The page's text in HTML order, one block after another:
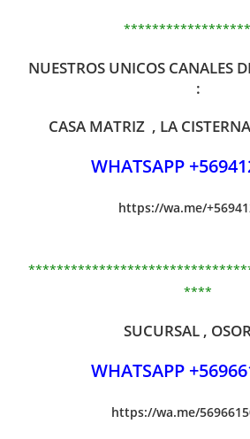
NUESTROS UNICOS CANALES
:
CASA MATRIZ , LA
WHATSAPP
https://wa.me/
****
SUCURSAL ,
WHATSAPP
https://wa.me/